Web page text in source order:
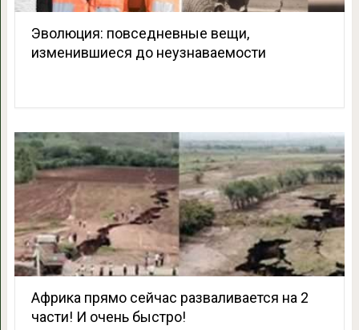
Эволюция: повседневные вещи,
изменившиеся до неузнаваемости
Африка прямо сейчас разваливается на 2
части! И очень быстро!